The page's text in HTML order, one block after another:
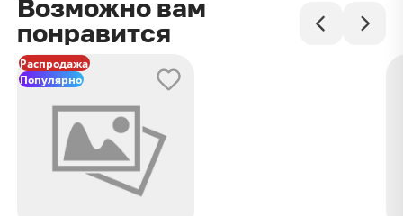
Возможно вам
понравится
Распродажа
Популярно